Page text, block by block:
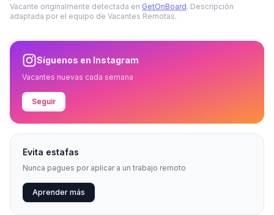
Vacante originalmente detectada en GetOnBoard. Descripción
adaptada por el equipo de Vacantes Remotas.
Síguenos en Instagram
Vacantes nuevas cada semana
Seguir
Evita estafas
Nunca pagues por aplicar a un trabajo remoto
Aprender más